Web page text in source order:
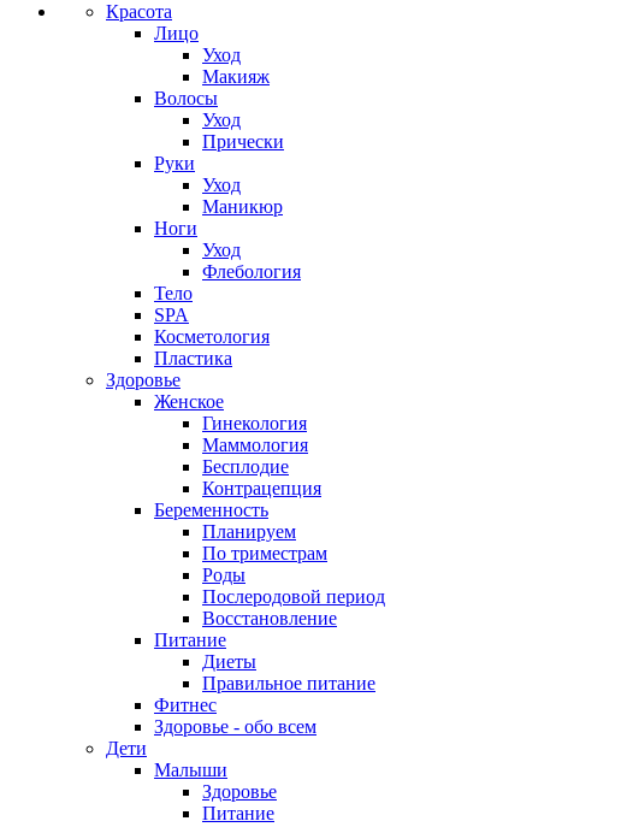
Красота
Лицо
Уход
Макияж
Волосы
Уход
Прически
Руки
Уход
Маникюр
Ноги
Уход
Флебология
Тело
SPA
Косметология
Пластика
Здоровье
Женское
Гинекология
Маммология
Бесплодие
Контрацепция
Беременность
Планируем
По триместрам
Роды
Послеродовой период
Восстановление
Питание
Диеты
Правильное питание
Фитнес
Здоровье - обо всем
Дети
Малыши
Здоровье
Питание